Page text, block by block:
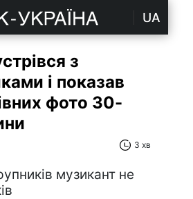
UA
з
і показав
фото 30-
3 хв
музикант не